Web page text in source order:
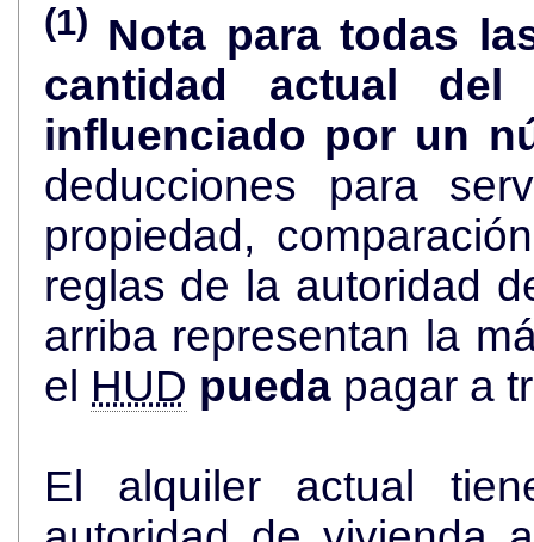
(1) Nota para todas
cantidad actual
influenciado por un
deducciones para
propiedad,
reglas de la autoridad de
arriba representan la más alta cantidad de dólares que
el HUD puedapagar a
El alquiler actual